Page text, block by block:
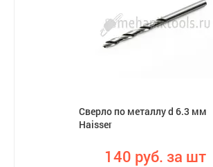
Сверло по металлу d 6.3 мм
Haisser
140 руб. за шт